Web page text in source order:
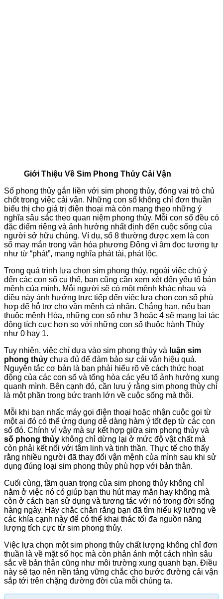
Giới Thiệu Về Sim Phong Thủy Cải Vận
Số phong thủy gắn liền với sim phong thủy, đóng vai trò chủ
chốt trong việc cải vận. Những con số không chỉ đơn thuần
biểu thị cho giá trị điện thoại mà còn mang theo những ý
nghĩa sâu sắc theo quan niệm phong thủy. Mỗi con số đều có
đặc điểm riêng và ảnh hưởng nhất định đến cuộc sống của
người sở hữu chúng. Ví dụ, số 8 thường được xem là con
số may mắn trong văn hóa phương Đông vì âm đọc tương tự
như từ “phát”, mang nghĩa phát tài, phát lộc.
Trong quá trình lựa chọn sim phong thủy, ngoài việc chú ý
đến các con số cụ thể, bạn cũng cần xem xét đến yếu tố bản
mệnh của mình. Mỗi người sẽ có một mệnh khác nhau và
điều này ảnh hưởng trực tiếp đến việc lựa chọn con số phù
hợp để hỗ trợ cho vận mệnh cá nhân. Chẳng hạn, nếu bạn
thuộc mệnh Hỏa, những con số như 3 hoặc 4 sẽ mang lại tác
động tích cực hơn so với những con số thuộc hành Thủy
như 0 hay 1.
Tuy nhiên, việc chỉ dựa vào sim phong thủy và luận sim
phong thủy chưa đủ để đảm bảo sự cải vận hiệu quả.
Nguyên tắc cơ bản là bạn phải hiểu rõ về cách thức hoạt
động của các con số và tổng hòa các yếu tố ảnh hưởng xung
quanh mình. Bên cạnh đó, cần lưu ý rằng sim phong thủy chỉ
là một phần trong bức tranh lớn về cuộc sống mà thôi.
Mỗi khi bạn nhấc máy gọi điện thoại hoặc nhận cuộc gọi từ
một ai đó có thể ứng dụng dễ dàng hàm ý tốt đẹp từ các con
số đó. Chính vì vậy mà sự kết hợp giữa sim phong thủy và
số phong thủy không chỉ dừng lại ở mức độ vật chất mà
còn phải kết nối với tâm linh và tinh thần. Thực tế cho thấy
rằng nhiều người đã thay đổi vận mệnh của mình sau khi sử
dụng đúng loại sim phong thủy phù hợp với bản thân.
Cuối cùng, tầm quan trọng của sim phong thủy không chỉ
nằm ở việc nó có giúp bạn thu hút may mắn hay không mà
còn ở cách bạn sử dụng và tương tác với nó trong đời sống
hàng ngày. Hãy chắc chắn rằng bạn đã tìm hiểu kỹ lưỡng về
các khía cạnh này để có thể khai thác tối đa nguồn năng
lượng tích cực từ sim phong thủy.
Việc lựa chọn một sim phong thủy chất lượng không chỉ đơn
thuần là về mặt số học mà còn phản ánh một cách nhìn sâu
sắc về bản thân cũng như môi trường xung quanh bạn. Điều
này sẽ tạo nên nền tảng vững chắc cho bước đường cải vận
sắp tới trên chặng đường đời của mỗi chúng ta.